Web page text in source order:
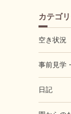
カテゴ
空き状況
事前見学
日記